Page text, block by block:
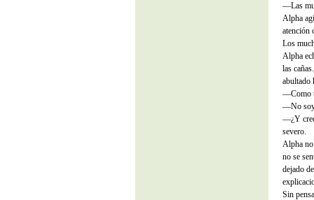
—Las
Alpha
atención
Los
Alpha
las
abultado
—Como
—No soy
—¿Y
severo.
Alpha
no se
dejado
Sin